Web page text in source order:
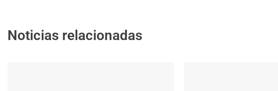
Noticias relacionadas